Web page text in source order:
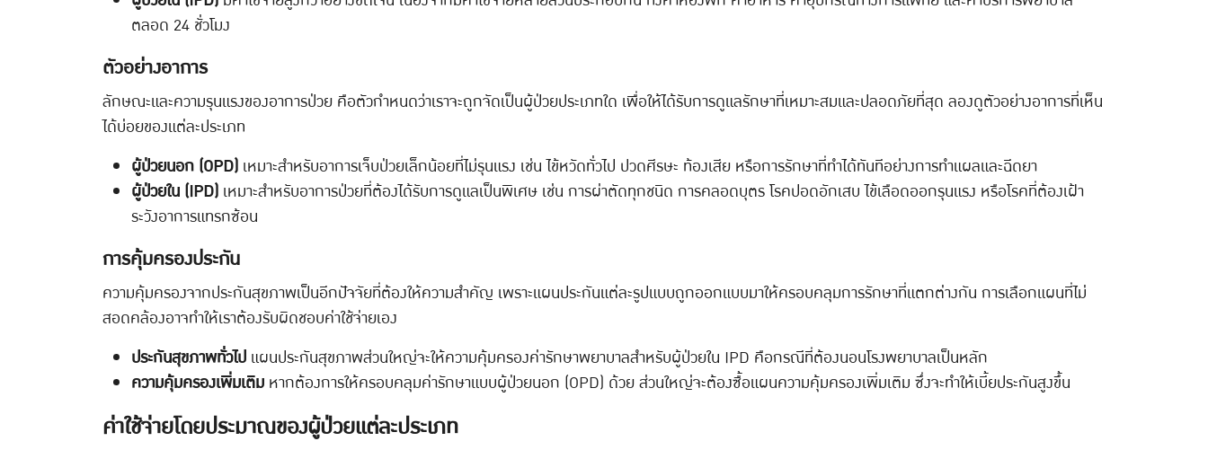
ตลอด 24 ชั่วโมง
ตัวอย่างอาการ
ลักษณะและความรุนแรงของอาการป่วย คือตัวกำหนดว่าเราจะถูกจัดเป็นผู้ป่วยประเภทใด เพื่อให้ได้รับการดูแลรักษาที่เหมาะสมและปลอดภัยที่สุด ลองดูตัวอย่างอาการที่เห็น
ได้บ่อยของแต่ละประเภท
ผู้ป่วยนอก (OPD) เหมาะสำหรับอาการเจ็บป่วยเล็กน้อยที่ไม่รุนแรง เช่น ไข้หวัดทั่วไป ปวดศีรษะ ท้องเสีย หรือการรักษาที่ทำได้ทันทีอย่างการทำแผลและฉีดยา
ผู้ป่วยใน (IPD) เหมาะสำหรับอาการป่วยที่ต้องได้รับการดูแลเป็นพิเศษ เช่น การผ่าตัดทุกชนิด การคลอดบุตร โรคปอดอักเสบ ไข้เลือดออกรุนแรง หรือโรคที่ต้องเฝ้า
ระวังอาการแทรกซ้อน
การคุ้มครองประกัน
ความคุ้มครองจากประกันสุขภาพเป็นอีกปัจจัยที่ต้องให้ความสำคัญ เพราะแผนประกันแต่ละรูปแบบถูกออกแบบมาให้ครอบคลุมการรักษาที่แตกต่างกัน การเลือกแผนที่ไม่
สอดคล้องอาจทำให้เราต้องรับผิดชอบค่าใช้จ่ายเอง
ประกันสุขภาพทั่วไป แผนประกันสุขภาพส่วนใหญ่จะให้ความคุ้มครองค่ารักษาพยาบาลสำหรับผู้ป่วยใน IPD คือกรณีที่ต้องนอนโรงพยาบาลเป็นหลัก
ความคุ้มครองเพิ่มเติม หากต้องการให้ครอบคลุมค่ารักษาแบบผู้ป่วยนอก (OPD) ด้วย ส่วนใหญ่จะต้องซื้อแผนความคุ้มครองเพิ่มเติม ซึ่งจะทำให้เบี้ยประกันสูงขึ้น
ค่าใช้จ่ายโดยประมาณของผู้ป่วยแต่ละประเภท